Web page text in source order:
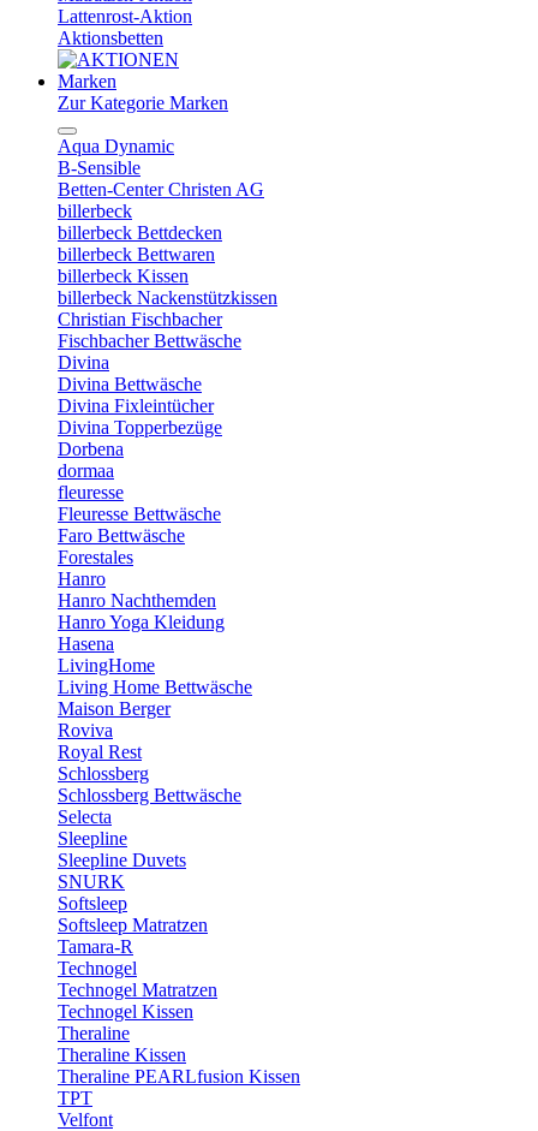
Lattenrost-Aktion
Aktionsbetten
Marken
Zur Kategorie Marken
Aqua Dynamic
B-Sensible
Betten-Center Christen AG
billerbeck
billerbeck Bettdecken
billerbeck Bettwaren
billerbeck Kissen
billerbeck Nackenstützkissen
Christian Fischbacher
Fischbacher Bettwäsche
Divina
Divina Bettwäsche
Divina Fixleintücher
Divina Topperbezüge
Dorbena
dormaa
fleuresse
Fleuresse Bettwäsche
Faro Bettwäsche
Forestales
Hanro
Hanro Nachthemden
Hanro Yoga Kleidung
Hasena
LivingHome
Living Home Bettwäsche
Maison Berger
Roviva
Royal Rest
Schlossberg
Schlossberg Bettwäsche
Selecta
Sleepline
Sleepline Duvets
SNURK
Softsleep
Softsleep Matratzen
Tamara-R
Technogel
Technogel Matratzen
Technogel Kissen
Theraline
Theraline Kissen
Theraline PEARLfusion Kissen
TPT
Velfont